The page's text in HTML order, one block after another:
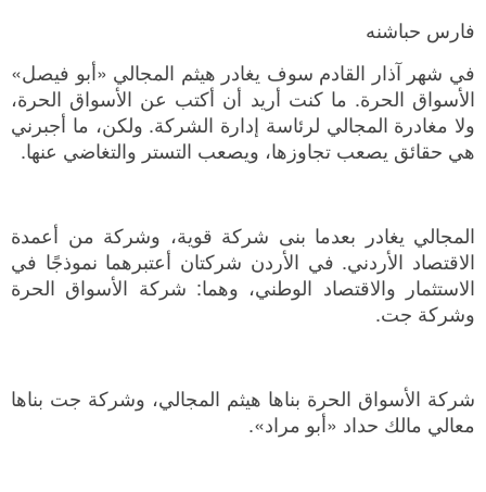
فارس حباشنه
في شهر آذار القادم سوف يغادر هيثم المجالي «أبو فيصل»
الأسواق الحرة. ما كنت أريد أن أكتب عن الأسواق الحرة،
ولا مغادرة المجالي لرئاسة إدارة الشركة. ولكن، ما أجبرني
هي حقائق يصعب تجاوزها، ويصعب التستر والتغاضي عنها.
المجالي يغادر بعدما بنى شركة قوية، وشركة من أعمدة
الاقتصاد الأردني. في الأردن شركتان أعتبرهما نموذجًا في
الاستثمار والاقتصاد الوطني، وهما: شركة الأسواق الحرة
وشركة جت.
شركة الأسواق الحرة بناها هيثم المجالي، وشركة جت بناها
معالي مالك حداد «أبو مراد».